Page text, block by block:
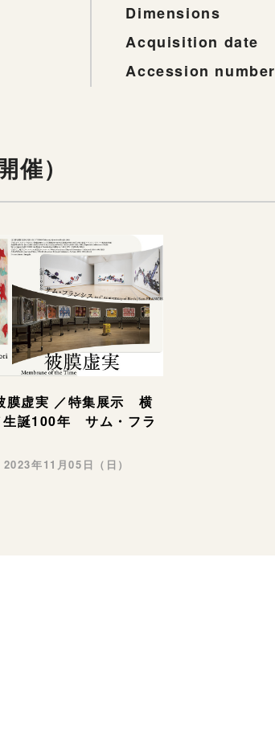
Dimensions
Acquisition date
Accession number
催）
膜虚実 ／特集展示 横
誕100年 サム・フラ
年11月05日（日）